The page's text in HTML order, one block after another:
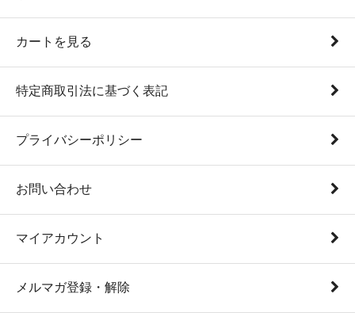
カートを見る
特定商取引法に基づく表記
プライバシーポリシー
お問い合わせ
マイアカウント
メルマガ登録・解除